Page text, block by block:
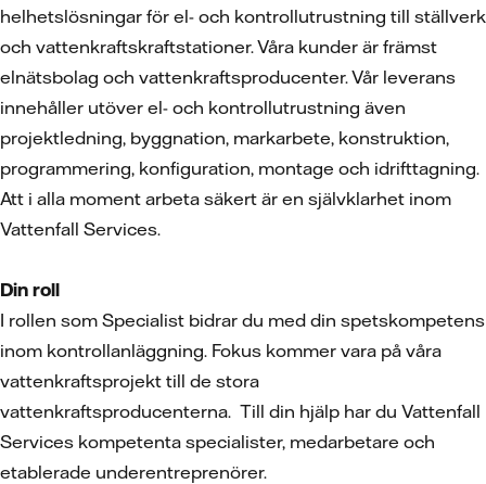
helhetslösningar för el- och kontrollutrustning till ställverk
och vattenkraftskraftstationer. Våra kunder är främst
elnätsbolag och vattenkraftsproducenter. Vår leverans
innehåller utöver el- och kontrollutrustning även
projektledning, byggnation, markarbete, konstruktion,
programmering, konfiguration, montage och idrifttagning.
Att i alla moment arbeta säkert är en självklarhet inom
Vattenfall Services.
Din roll
I rollen som Specialist bidrar du med din spetskompetens
inom kontrollanläggning. Fokus kommer vara på våra
vattenkraftsprojekt till de stora
vattenkraftsproducenterna. Till din hjälp har du Vattenfall
Services kompetenta specialister, medarbetare och
etablerade underentreprenörer.